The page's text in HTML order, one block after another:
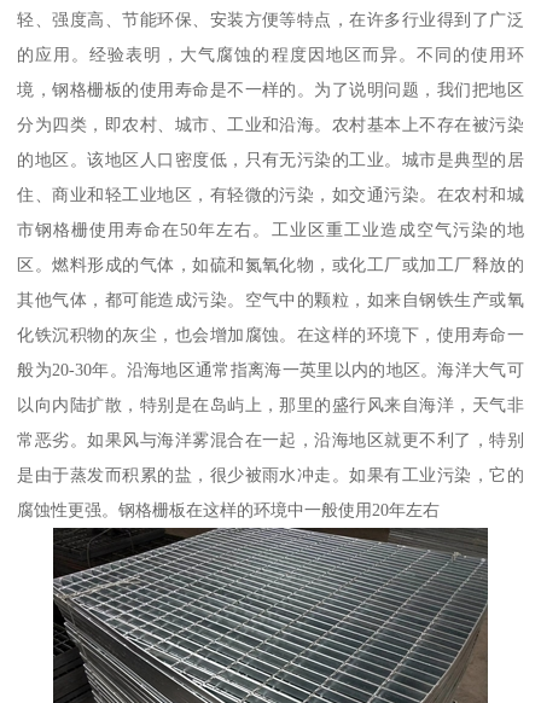
轻、强度高、节能环保、安装方便等特点，在许多行业得到了广泛
的应用。经验表明，大气腐蚀的程度因地区而异。不同的使用环
境，钢格栅板的使用寿命是不一样的。为了说明问题，我们把地区
分为四类，即农村、城市、工业和沿海。农村基本上不存在被污染
的地区。该地区人口密度低，只有无污染的工业。城市是典型的居
住、商业和轻工业地区，有轻微的污染，如交通污染。在农村和城
市钢格栅使用寿命在50年左右。工业区重工业造成空气污染的地
区。燃料形成的气体，如硫和氮氧化物，或化工厂或加工厂释放的
其他气体，都可能造成污染。空气中的颗粒，如来自钢铁生产或氧
化铁沉积物的灰尘，也会增加腐蚀。在这样的环境下，使用寿命一
般为20-30年。沿海地区通常指离海一英里以内的地区。海洋大气可
以向内陆扩散，特别是在岛屿上，那里的盛行风来自海洋，天气非
常恶劣。如果风与海洋雾混合在一起，沿海地区就更不利了，特别
是由于蒸发而积累的盐，很少被雨水冲走。如果有工业污染，它的
腐蚀性更强。钢格栅板在这样的环境中一般使用20年左右